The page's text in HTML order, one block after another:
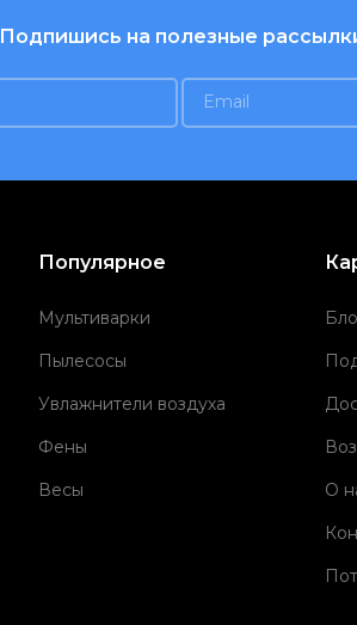
Подпишись на полезные
Популярное
Мультиварки
Пылесосы
Увлажнители воздуха
Фены
Весы
О